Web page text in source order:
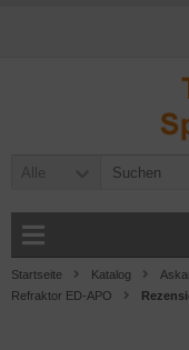
Alle
Startseite Katalog
Refraktor ED-APO